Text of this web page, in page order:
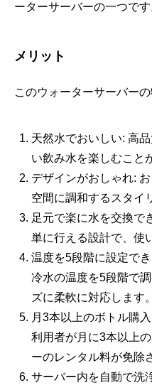
ーターサーバーの一つです
メリット
このウォーターサーバー
天然水でおいしい: 高
い飲み水を楽しむこと
デザインがおしゃれ:
空間に調和するスタイ
足元で楽に水を交換で
単に行える設計で、使
温度を5段階に設定で
冷水の温度を5段階で
ズに柔軟に対応します。
月3本以上のボトル購
利用者が月に3本以上
ーのレンタル料が免除
サーバー内を自動で洗